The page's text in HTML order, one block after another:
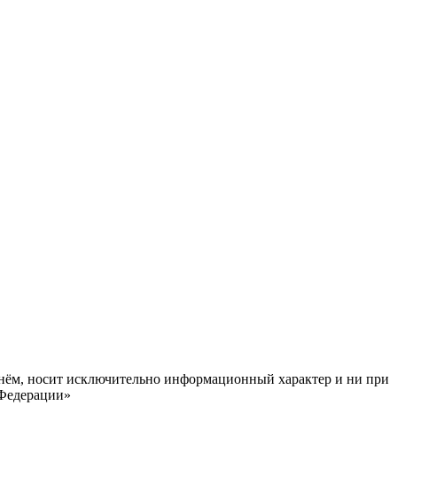
носит исключительно информационный характер и ни при